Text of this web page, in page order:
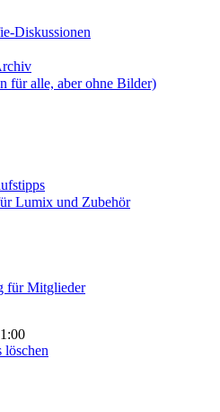
Diskussionen
alle, aber ohne Bilder)
Lumix und Zubehör
für Mitglieder
löschen